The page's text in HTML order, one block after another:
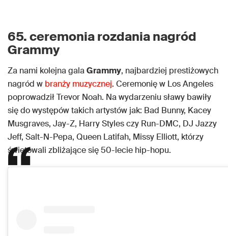
65. ceremonia rozdania nagród
Grammy
Za nami kolejna galaGrammy, najbardziej prestiżowych
nagród w branży muzycznej. Ceremonię w Los Angeles
poprowadził Trevor Noah. Na wydarzeniu sławy bawiły
się do występów takich artystów jak: Bad Bunny, Kacey
Musgraves, Jay-Z, Harry Styles czy Run-DMC, DJ Jazzy
Jeff, Salt-N-Pepa, Queen Latifah, Missy Elliott, którzy
świętowali zbliżające się 50-lecie hip-hopu.